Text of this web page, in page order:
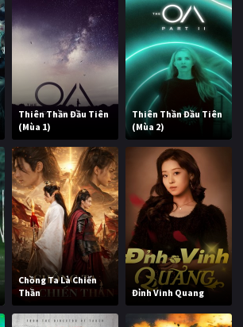
Thiên Thần Đầu Tiên
(Mùa 1)
Thiên Thần Đầu Tiên
(Mùa 2)
Chồng Ta Là Chiến
Thần
Đỉnh Vinh Quang